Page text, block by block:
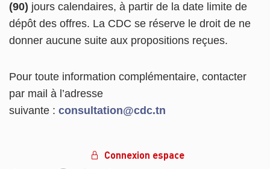
(90) jours calendaires, à partir de la date limite de
dépôt des offres. La CDC se réserve le droit de ne
donner aucune suite aux propositions reçues.
Pour toute information complémentaire, contacter
par mail à l’adresse
suivante : consultation@cdc.tn
Connexion espace